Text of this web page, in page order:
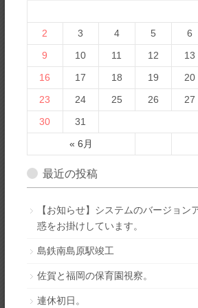
« 6月
2
3 4 5 6
9
10 11 12 13
16
17 18 19 20
23
24 25 26 27
30
31
最近の投稿
【お知らせ】システムのバージョン
惑をお掛けしています。
島鉄南島原駅竣工
佐賀と福岡の保育園視察。
連休初日。